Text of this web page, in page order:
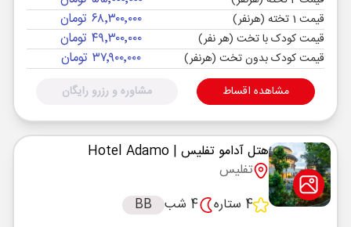
قیمت 1 تخته (هرنفر) ۶۸٬۳۰۰٬۰۰۰ تومان
قیمت کودک با تخت (هر نفر) ۴۹٬۳۰۰٬۰۰۰ تومان
قیمت کودک بدون تخت (هرنفر) ۳۷٬۹۰۰٬۰۰۰ تومان
مشاهده اقساط مشاوره و رزرو رایگان
هتل آدامو تفلیس | Hotel Adamo
تفلیس
4 ستاره
4 شب BB